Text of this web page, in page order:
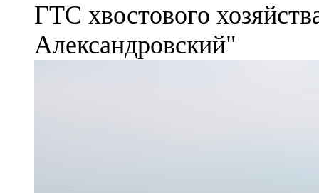
ГТС хвостового
Александровский"